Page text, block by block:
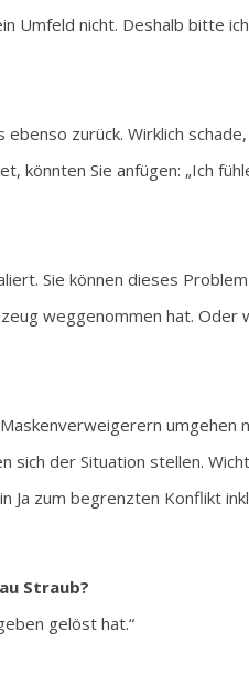
Umfeld nicht. Deshalb bitte
zurück. Wirklich
könnten Sie anfügen: „Ich
Sie können dieses
weggenommen hat. Oder
umgehen
sich der Situation stellen.
Ja zum begrenzten Konflikt
Straub?
gelöst hat.“